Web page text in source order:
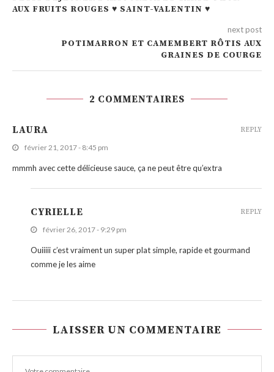
AUX FRUITS ROUGES ♥ SAINT-VALENTIN ♥
next post
POTIMARRON ET CAMEMBERT RÔTIS AUX
GRAINES DE COURGE
2 COMMENTAIRES
LAURA
février 21, 2017 - 8:45 pm
mmmh avec cette délicieuse sauce, ça ne peut être qu’extra
REPLY
CYRIELLE
février 26, 2017 - 9:29 pm
Ouiiiii c’est vraiment un super plat simple, rapide et gourmand
comme je les aime
REPLY
LAISSER UN COMMENTAIRE